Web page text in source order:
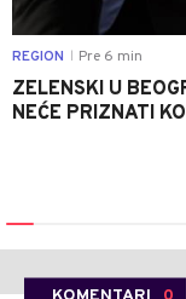
REGION Pre 6 min
ZELENSKI U
NEĆE PRIZNATI